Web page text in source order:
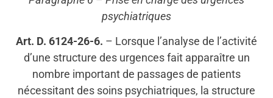
psychiatriques
Art. D. 6124-26-6. – Lorsque l’analyse de l’activité
d’une structure des urgences fait apparaître un
nombre important de passages de patients
nécessitant des soins psychiatriques, la structure